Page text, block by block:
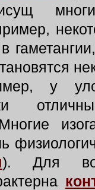
у
). Для